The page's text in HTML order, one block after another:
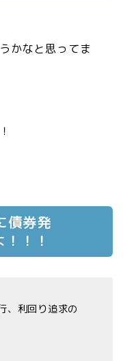
かなと思ってま
債券発
！！
、利回り追求の